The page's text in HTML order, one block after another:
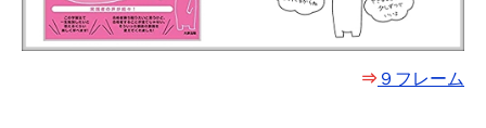
⇒ ９フレーム